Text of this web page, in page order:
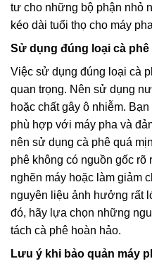
tư cho những bộ phận nhỏ
kéo dài tuổi thọ cho máy
Sử dụng đúng loại cà
Việc sử dụng đúng loại cà
quan trọng. Nên sử dụng
hoặc chất gây ô nhiễm.
phù hợp với máy pha và
nên sử dụng cà phê quá
phê không có nguồn gốc rõ
nghẽn máy hoặc làm giảm
nguyên liệu ảnh hưởng rất
đó, hãy lựa chọn những
tách cà phê hoàn hảo.
Lưu ý khi bảo quản máy